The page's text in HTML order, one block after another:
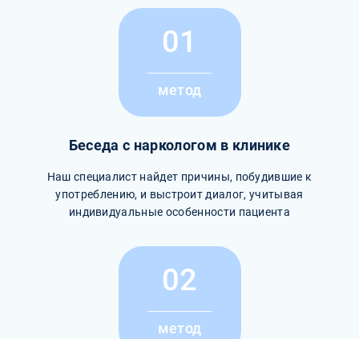
01
метод
Беседа с наркологом в клинике
Наш специалист найдет причины, побудившие к
употреблению, и выстроит диалог, учитывая
индивидуальные особенности пациента
02
метод